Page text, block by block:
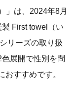
」は、2024年8月
First towel（い
リーズの取り扱
展開で性別を問
すすめです。